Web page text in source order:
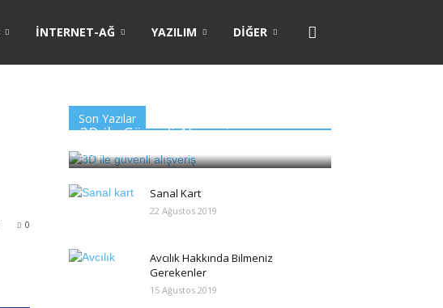
İNTERNET-AĞ YAZILIM DIĞER
0
Son Yazılar
3D ile Güvenli Alışveriş
26 Ağustos 2019 2
Sanal Kart
22 Ağustos 2019
Avcılık Hakkında Bilmeniz
Gerekenler
15 Ağustos 2019